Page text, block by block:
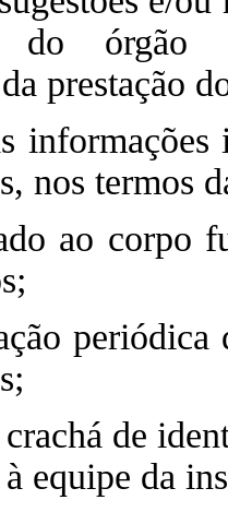
do órgão
prestação
informações
nos termos
ao corpo
periódica
de
à equipe da